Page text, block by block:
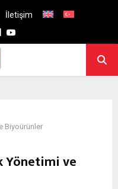
İletişim
LinkedinYoutube
Biyoürünler
Yönetimi ve